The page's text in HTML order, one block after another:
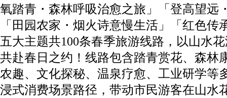
氧踏青・森林呼吸治愈之旅」「登高望远
「田园农家・烟火诗意慢生活」「红色传
五大主题共100条春季旅游线路，以山水
共赴春日之约！线路包含踏青赏花、森林
农趣、文化探秘、温泉疗愈、工业研学等
浸式消费场景路径，带动市民游客在山水